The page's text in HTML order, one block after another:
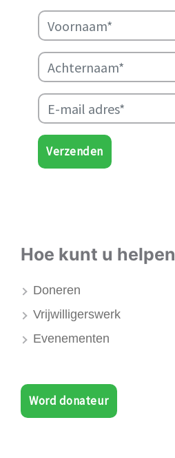
Verzenden
Hoe kunt u helpen
Doneren
Vrijwilligerswerk
Evenementen
Word donateur